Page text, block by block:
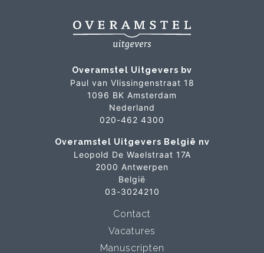
Overamstel Uitgevers bv
Paul van Vlissingenstraat 18
1096 BK Amsterdam
Nederland
020-462 4300
Overamstel Uitgevers België nv
Leopold De Waelstraat 17A
2000 Antwerpen
België
03-3024210
Contact
Vacatures
Manuscripten